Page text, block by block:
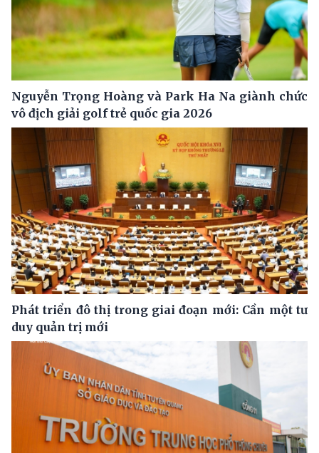
Nguyễn Trọng Hoàng và Park Ha Na giành chức
vô địch giải golf trẻ quốc gia 2026
Phát triển đô thị trong giai đoạn mới: Cần một tư
duy quản trị mới